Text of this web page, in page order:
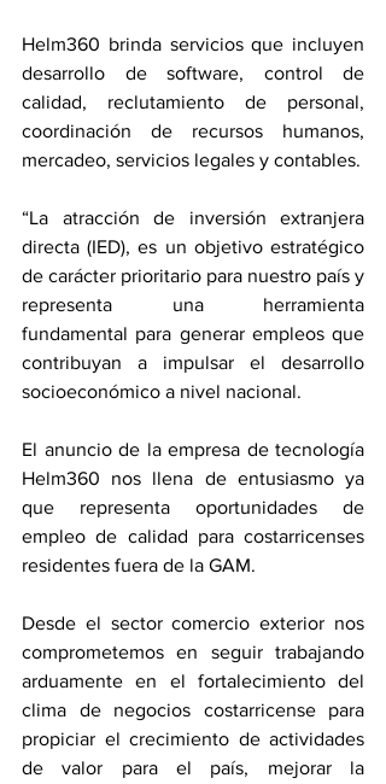
Helm360 brinda servicios que incluyen
desarrollo de software, control de
calidad, reclutamiento de personal,
coordinación de recursos humanos,
“La atracción de inversión extranjera
directa (IED), es un objetivo estratégico
de carácter prioritario para nuestro país y
representa una herramienta
fundamental para generar empleos que
contribuyan a impulsar el desarrollo
socioeconómico a nivel nacional.
El anuncio de la empresa de tecnología
Helm360 nos llena de entusiasmo ya
que representa oportunidades de
empleo de calidad para costarricenses
residentes fuera de la GAM.
Desde el sector comercio exterior nos
comprometemos en seguir trabajando
arduamente en el fortalecimiento del
clima de negocios costarricense para
propiciar el crecimiento de actividades
de valor para el país, mejorar la